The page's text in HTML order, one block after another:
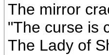
The mirror
"The curse is
The Lady of